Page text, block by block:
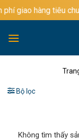
Bỏ
qua
dung
tiêu chuẩn cho các
Bộ lọc
Không tìm thấy